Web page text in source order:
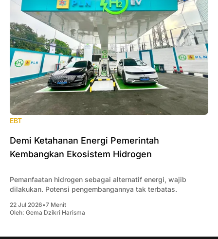
EBT
Demi Ketahanan Energi Pemerintah
Kembangkan Ekosistem Hidrogen
Pemanfaatan hidrogen sebagai alternatif energi, wajib
dilakukan. Potensi pengembangannya tak terbatas.
22 Jul 2026•7 Menit
Oleh: Gema Dzikri Harisma